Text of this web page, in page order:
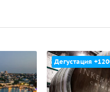
Дегустация